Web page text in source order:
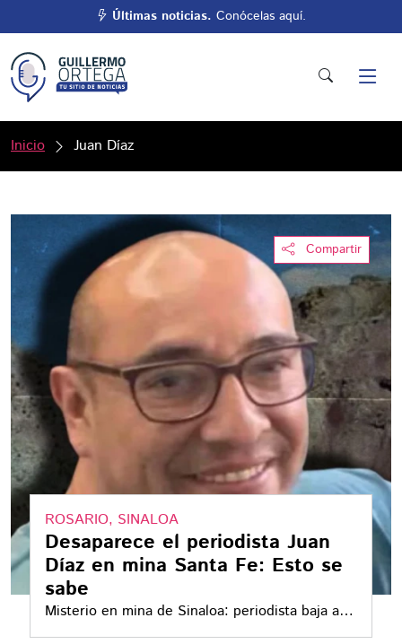
Últimas noticias. Conócelas aquí.
Inicio Juan Díaz
Compartir
ROSARIO, SINALOA
Desaparece el periodista Juan
Díaz en mina Santa Fe: Esto se
sabe
Misterio en mina de Sinaloa: periodista baja a
buscar su dron y desaparece; la Marina se sumó